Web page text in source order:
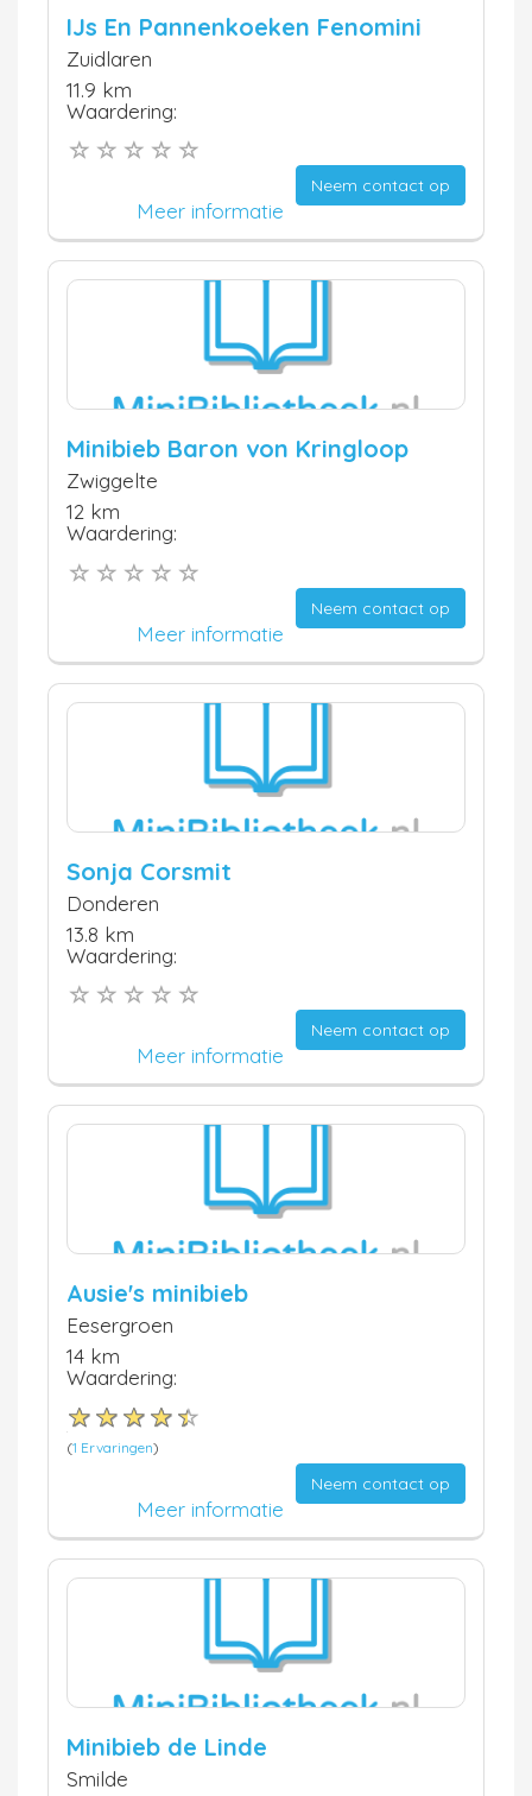
IJs En Pannenkoeken Fenomini
Zuidlaren
11.9 km
Waardering:
Neem contact op
Meer informatie
Minibieb Baron von Kringloop
Zwiggelte
12 km
Waardering:
Neem contact op
Meer informatie
Sonja Corsmit
Donderen
13.8 km
Waardering:
Neem contact op
Meer informatie
Ausie's minibieb
Eesergroen
14 km
Waardering:
(1 Ervaringen)
Neem contact op
Meer informatie
Minibieb de Linde
Smilde